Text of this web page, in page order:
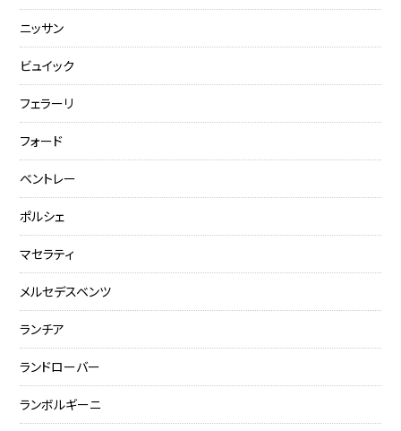
ニッサン
ビュイック
フェラーリ
フォード
ベントレー
ポルシェ
マセラティ
メルセデスベンツ
ランチア
ランドローバー
ランボルギーニ